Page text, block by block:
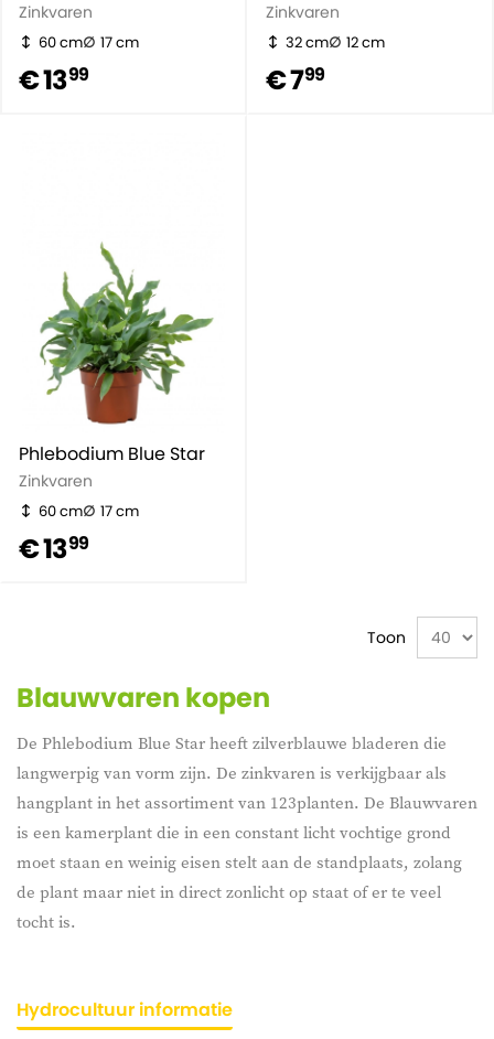
Zinkvaren
60 cm 17 cm
€ 1399
Zinkvaren
32 cm 12 cm
€ 799
Phlebodium Blue Star
Zinkvaren
60 cm 17 cm
€ 1399
Toon
Blauwvaren kopen
De Phlebodium Blue Star heeft zilverblauwe bladeren die
langwerpig van vorm zijn. De zinkvaren is verkijgbaar als
hangplant in het assortiment van 123planten. De Blauwvaren
is een kamerplant die in een constant licht vochtige grond
moet staan en weinig eisen stelt aan de standplaats, zolang
de plant maar niet in direct zonlicht op staat of er te veel
tocht is.
Hydrocultuur informatie